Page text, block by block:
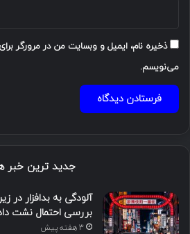
ذخیره نام، ایمیل و وبسایت من در مرورگر
می‌نویسم.
جدید ترین خبر
بررسی احتمال نشت
3 هفته پیش